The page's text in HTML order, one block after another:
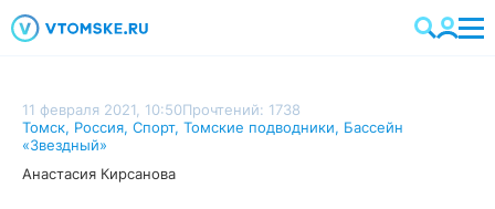
11 февраля 2021, 10:50Прочтений: 1738
Томск, Россия, Спорт, Томские подводники, Бассейн
«Звездный»
Анастасия Кирсанова